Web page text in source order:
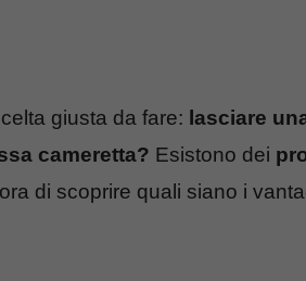
giusta da fare: lasciare
cameretta? Esistono dei
di scoprire quali siano i